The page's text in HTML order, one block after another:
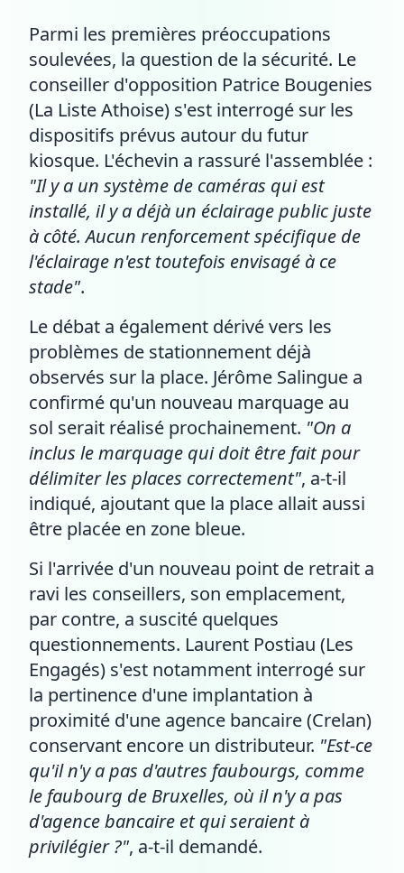
Parmi les premières préoccupations
soulevées, la question de la sécurité. Le
conseiller d'opposition Patrice Bougenies
(La Liste Athoise) s'est interrogé sur les
dispositifs prévus autour du futur
kiosque. L'échevin a rassuré l'assemblée :
"Il y a un système de caméras qui est
installé, il y a déjà un éclairage public juste
à côté. Aucun renforcement spécifique de
l'éclairage n'est toutefois envisagé à ce
stade".
Le débat a également dérivé vers les
problèmes de stationnement déjà
observés sur la place. Jérôme Salingue a
confirmé qu'un nouveau marquage au
sol serait réalisé prochainement. "On a
inclus le marquage qui doit être fait pour
délimiter les places correctement", a-t-il
indiqué, ajoutant que la place allait aussi
être placée en zone bleue.
Si l'arrivée d'un nouveau point de retrait a
ravi les conseillers, son emplacement,
par contre, a suscité quelques
questionnements. Laurent Postiau (Les
Engagés) s'est notamment interrogé sur
la pertinence d'une implantation à
proximité d'une agence bancaire (Crelan)
conservant encore un distributeur. "Est-ce
qu'il n'y a pas d'autres faubourgs, comme
le faubourg de Bruxelles, où il n'y a pas
d'agence bancaire et qui seraient à
privilégier ?", a-t-il demandé.